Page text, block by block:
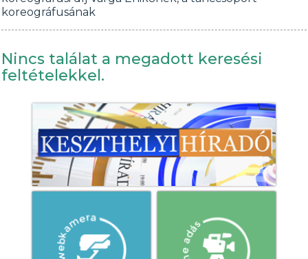
koreográfusának
Nincs találat a megadott keresési
feltételekkel.